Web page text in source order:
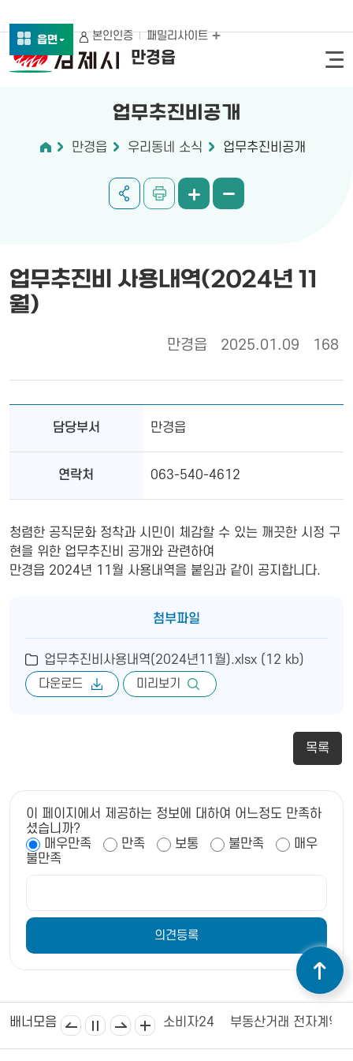
만경읍
읍면 본인인증 패밀리사이트
업무추진비공개
만경읍 우리동네 소식 업무추진비공개
업무추진비 사용내역(2024년 11
월)
만경읍 2025.01.09 168
담당부서 만경읍
연락처 063-540-4612
청렴한 공직문화 정착과 시민이 체감할 수 있는 깨끗한 시정 구
현을 위한 업무추진비 공개와 관련하여
만경읍 2024년 11월 사용내역을 붙임과 같이 공지합니다.
첨부파일
업무추진비사용내역(2024년11월).xlsx (12 kb)
다운로드
미리보기
목록
이 페이지에서 제공하는 정보에 대하여 어느정도 만족하
셨습니까?
매우만족
만족 보통 불만족
매우
불만족
배너모음
상공회의소 김제시의회 소비자24 부동산거래 전자계약